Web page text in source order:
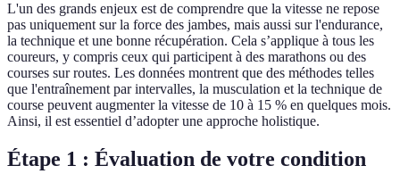
L'un des grands enjeux est de comprendre que la vitesse ne repose
pas uniquement sur la force des jambes, mais aussi sur l'endurance,
la technique et une bonne récupération. Cela s’applique à tous les
coureurs, y compris ceux qui participent à des marathons ou des
courses sur routes. Les données montrent que des méthodes telles
que l'entraînement par intervalles, la musculation et la technique de
course peuvent augmenter la vitesse de 10 à 15 % en quelques mois.
Ainsi, il est essentiel d’adopter une approche holistique.
Étape 1 : Évaluation de votre condition